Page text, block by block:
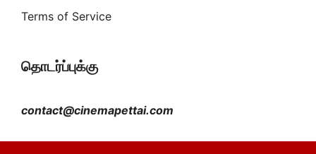
Terms of Service
தொடர்ப்புக்கு
contact@cinemapettai.com